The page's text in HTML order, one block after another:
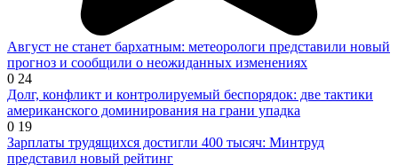
Август не станет бархатным: метеорологи представили новый
прогноз и сообщили о неожиданных изменениях
0 24
Долг, конфликт и контролируемый беспорядок: две тактики
американского доминирования на грани упадка
0 19
Зарплаты трудящихся достигли 400 тысяч: Минтруд
представил новый рейтинг